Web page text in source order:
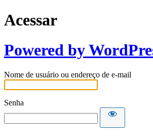
Acessar
Powered by
Nome de usuário ou endereço de e-mail
Senha